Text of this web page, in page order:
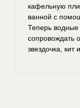
кафельную
ванной с
Теперь
сопровождать
звездочка, кит